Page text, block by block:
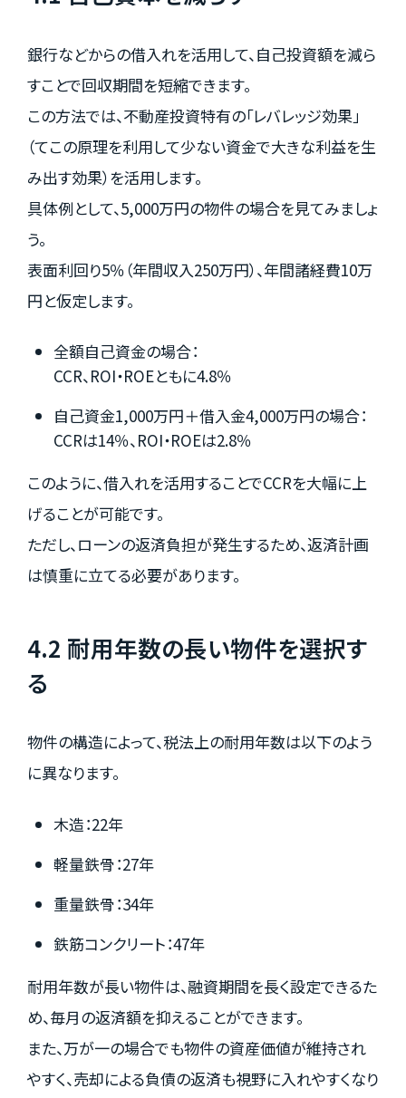
銀行などからの借入れを活用して、自己投資額を減ら
すことで回収期間を短縮できます。
この方法では、不動産投資特有の「レバレッジ効果」
（てこの原理を利用して少ない資金で大きな利益を生
み出す効果）を活用します。
具体例として、5,000万円の物件の場合を見てみましょ
う。
表面利回り5％（年間収入250万円）、年間諸経費10万
円と仮定します。
全額自己資金の場合：
CCR、ROI・ROEともに4.8％
自己資金1,000万円＋借入金4,000万円の場合：
CCRは14％、ROI・ROEは2.8％
このように、借入れを活用することでCCRを大幅に上
げることが可能です。
ただし、ローンの返済負担が発生するため、返済計画
は慎重に立てる必要があります。
4.2 耐用年数の長い物件を選択す
る
物件の構造によって、税法上の耐用年数は以下のよう
に異なります。
木造：22年
軽量鉄骨：27年
重量鉄骨：34年
鉄筋コンクリート：47年
耐用年数が長い物件は、融資期間を長く設定できるた
め、毎月の返済額を抑えることができます。
また、万が一の場合でも物件の資産価値が維持され
やすく、売却による負債の返済も視野に入れやすくなり